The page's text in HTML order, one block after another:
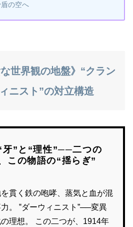
の空へ
世界観の地盤》“クラン
ニスト”の対立構造
牙”と“理性”──二つの
この物語の“揺らぎ”
貫く鉄の咆哮、蒸気と血が混
。 ‟ダーウィニスト”──変異
理想。 この二つが、1914年